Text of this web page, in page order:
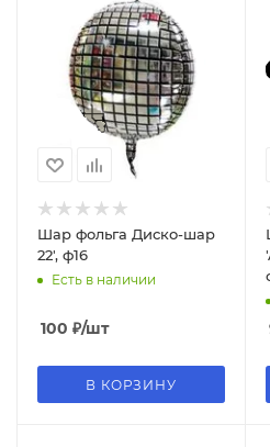
Шар фольга Диско-шар
22', ф16
Есть в наличии
100 ₽/шт
В КОРЗИНУ